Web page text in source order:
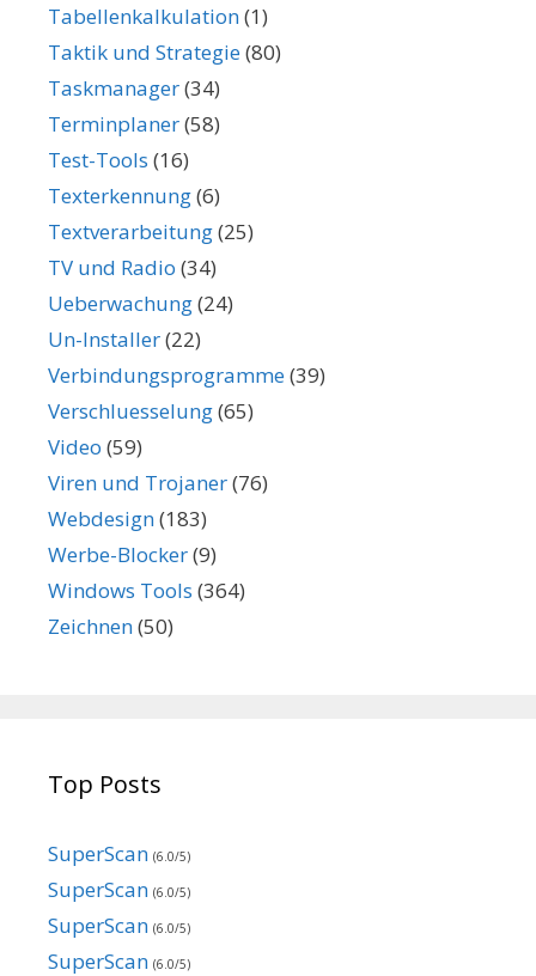
Tabellenkalkulation(1)
Taktik und Strategie(80)
Taskmanager(34)
Terminplaner(58)
Test-Tools (16)
Texterkennung(6)
Textverarbeitung(25)
TV und Radio (34)
Ueberwachung(24)
Un-Installer(22)
Verbindungsprogramme(39)
Verschluesselung(65)
Video (59)
Viren und Trojaner(76)
Webdesign(183)
Werbe-Blocker(9)
Windows Tools (364)
Zeichnen(50)
Top Posts
SuperScan (6.0/5)
SuperScan (6.0/5)
SuperScan (6.0/5)
SuperScan (6.0/5)